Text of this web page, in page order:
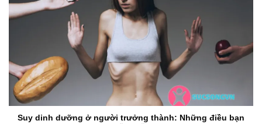
Suy dinh dưỡng ở người trưởng thành: Những điều bạn